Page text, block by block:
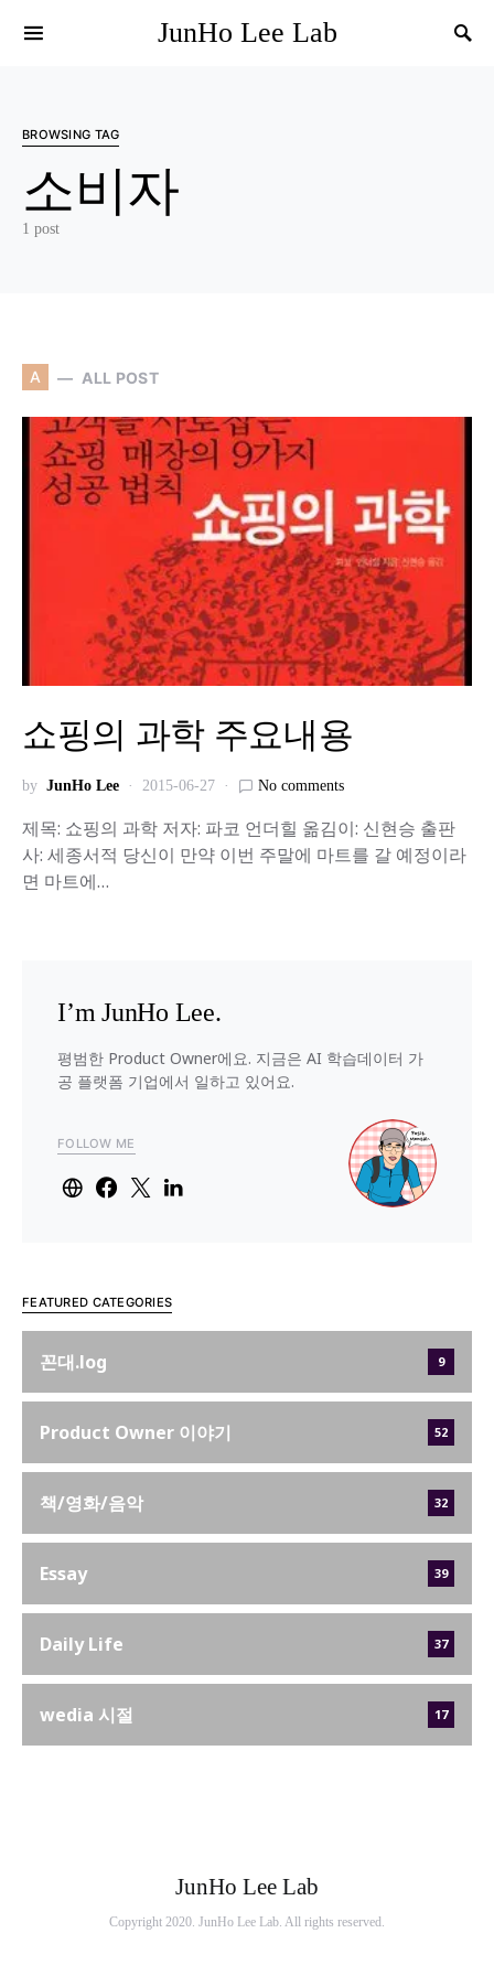
JunHo Lee Lab
BROWSING TAG
소비자
1 post
A ALL POST
쇼핑의 과학 주요내용
by JunHo Lee 2015-06-27 No comments
제목: 쇼핑의 과학 저자: 파코 언더힐 옮김이: 신현승 출판
사: 세종서적 당신이 만약 이번 주말에 마트를 갈 예정이라
면 마트에…
I’m JunHo Lee.
평범한 Product Owner에요. 지금은 AI 학습데이터 가
공 플랫폼 기업에서 일하고 있어요.
FOLLOW ME
FEATURED CATEGORIES
꼰대.log 9
Product Owner 이야기 52
책/영화/음악 32
Essay 39
Daily Life 37
wedia 시절 17
JunHo Lee Lab
Copyright 2020. JunHo Lee Lab. All rights reserved.